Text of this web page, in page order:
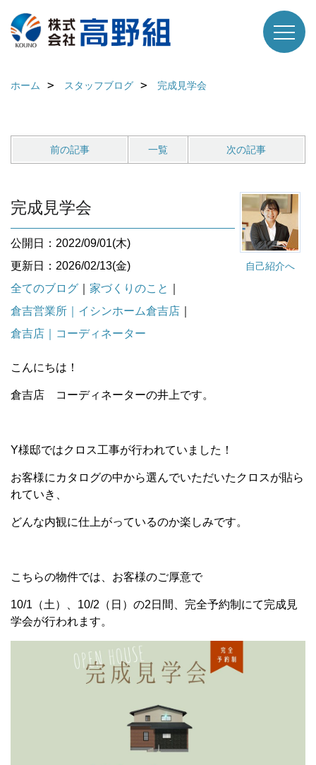
ホーム スタッフブログ 完成見学会
前の記事 一覧 次の記事
自己紹介へ
完成見学会
公開日：2022/09/01(木)
更新日：2026/02/13(金)
全てのブログ
家づくりのこと
倉吉営業所｜イシンホーム倉吉店
倉吉店｜コーディネーター
こんにちは！
倉吉店 コーディネーターの井上です。
Y様邸ではクロス工事が行われていました！
お客様にカタログの中から選んでいただいたクロスが貼ら
れていき、
どんな内観に仕上がっているのか楽しみです。
こちらの物件では、お客様のご厚意で
10/1（土）、10/2（日）の2日間、完全予約制にて完成見
学会が行われます。